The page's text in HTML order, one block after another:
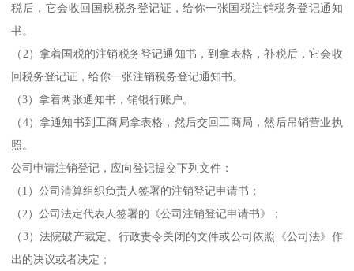
税后，它会收回国税税务登记证，给你一张国税注销税务登记通知
书。
（2）拿着国税的注销税务登记通知书，到拿表格，补税后，它会收
回税务登记证，给你一张注销税务登记通知书。
（3）拿着两张通知书，销银行账户。
（4）拿通知书到工商局拿表格，然后交回工商局，然后吊销营业执
照。
公司申请注销登记，应向登记提交下列文件：
（1）公司清算组织负责人签署的注销登记申请书；
（2）公司法定代表人签署的《公司注销登记申请书》；
（3）法院破产裁定、行政责令关闭的文件或公司依照《公司法》作
出的决议或者决定；